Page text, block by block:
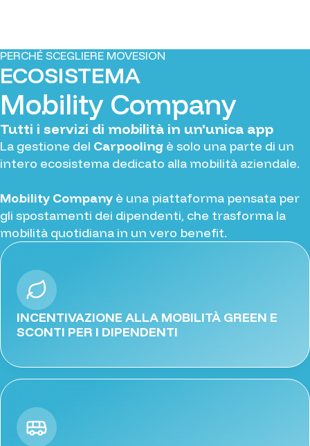
PERCHÉ SCEGLIERE MOVESION
ECOSISTEMA
Mobility Company
Tutti i servizi di mobilità in un'unica app
La gestione del Carpooling è solo una parte di un
intero ecosistema dedicato alla mobilità aziendale.
Mobility Company è una piattaforma pensata per
gli spostamenti dei dipendenti, che trasforma la
mobilità quotidiana in un vero benefit.
INCENTIVAZIONE ALLA MOBILITÀ GREEN E
SCONTI PER I DIPENDENTI